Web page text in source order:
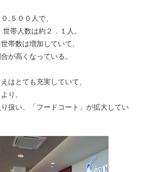
,５００人で、
帯人数は約２．１人。
帯数は増加していて、
が高くなっている。
はとても充実していて、
り、
扱い、「フードコート」が拡大してい